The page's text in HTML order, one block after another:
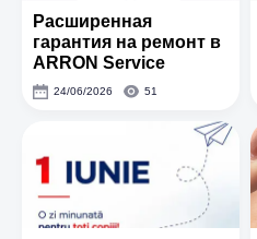
Расширенная
гарантия на ремонт в
ARRON Service
24/06/2026 51